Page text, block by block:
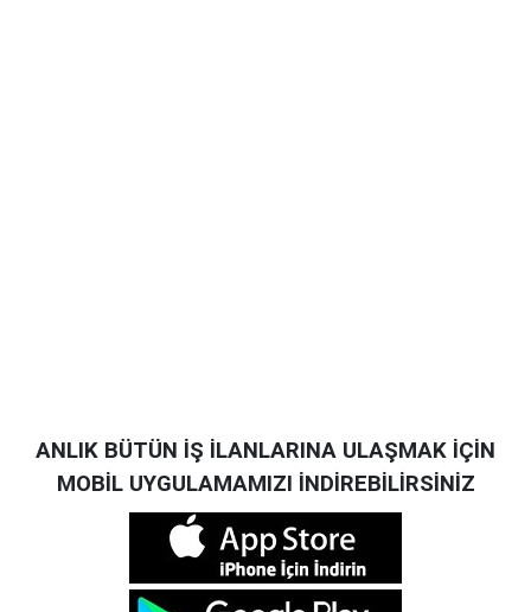
ANLIK BÜTÜN İŞ İLANLARINA ULAŞMAK İÇİN
MOBİL UYGULAMAMIZI İNDİREBİLİRSİNİZ